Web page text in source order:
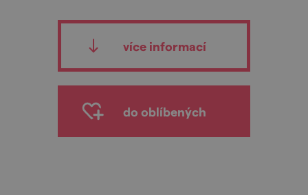
více informací
do oblíbených